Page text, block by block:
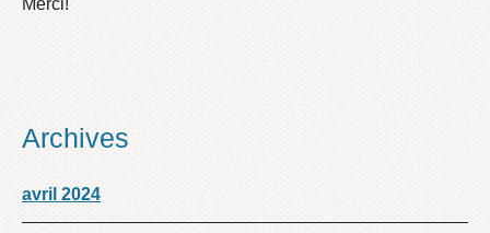
Merci!
Archives
avril 2024